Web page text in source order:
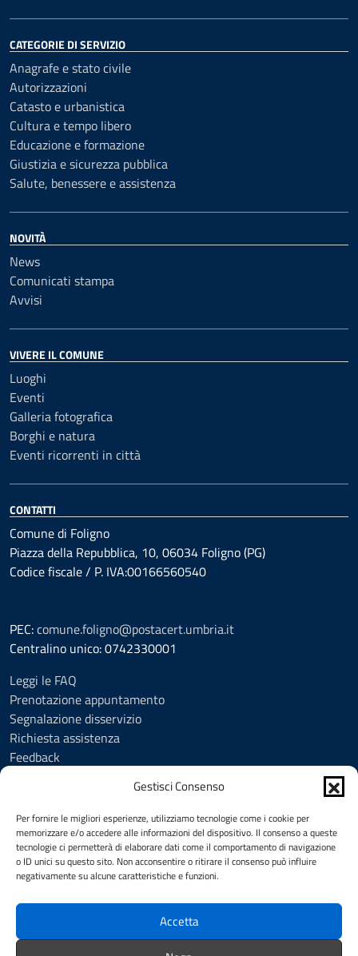
Gestisci Consenso
Per fornire le migliori esperienze, utilizziamo tecnologie come i cookie per
memorizzare e/o accedere alle informazioni del dispositivo. Il consenso a queste
tecnologie ci permetterà di elaborare dati come il comportamento di navigazione
o ID unici su questo sito. Non acconsentire o ritirare il consenso può influire
negativamente su alcune caratteristiche e funzioni.
Accetta
CATEGORIE DI SERVIZIO
Anagrafe e stato civile
Autorizzazioni
Catasto e urbanistica
Cultura e tempo libero
Educazione e formazione
Giustizia e sicurezza pubblica
Salute, benessere e assistenza
NOVITÀ
News
Comunicati stampa
Avvisi
VIVERE IL COMUNE
Luoghi
Eventi
Galleria fotografica
Borghi e natura
Eventi ricorrenti in città
CONTATTI
Comune di Foligno
Piazza della Repubblica, 10, 06034 Foligno (PG)
Codice fiscale / P. IVA:00166560540
PEC:comune.foligno@postacert.umbria.it
Centralino unico: 0742330001
Leggi le FAQ
Prenotazione appuntamento
Segnalazione disservizio
Richiesta assistenza
Feedback
Informativa privacy
Cookie Policy (UE)
Social Media Policy
Note legali
SEGUICI SU